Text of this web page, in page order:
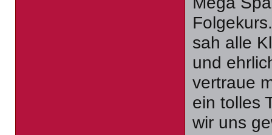
sah alle
und
vertraue
ein tolles
wir uns